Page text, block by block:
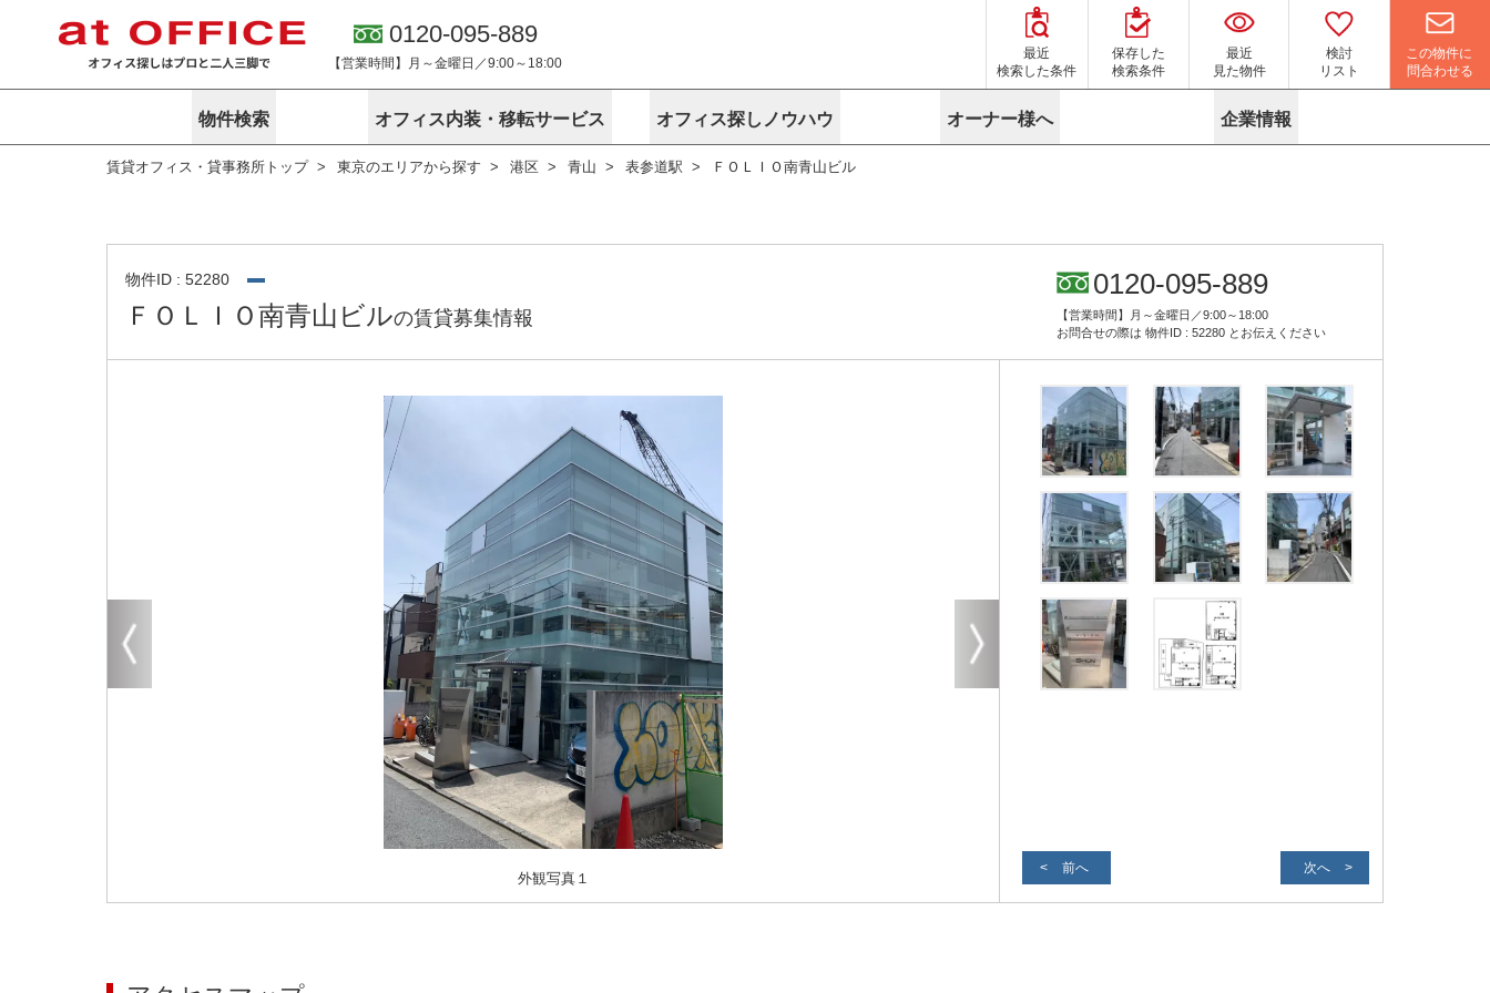
0120-095-889
【営業時間】月～金曜日／9:00～18:00
最近
検索した条件
保存した
検索条件
最近
見た物件
検討
リスト
この物件に
問合わせる
物件検索
東京
路線から探す
こだわりから探す
賃料相場を参考に探す
地図から探す
居抜き物件特集
神奈川
路線から探す
地図から探す
神奈川のクリニックを探す
埼玉
路線から探す
埼玉のクリニックを探す
路線から探す
千葉のクリニックを探す
路線から探す
こだわりから探す
地図から探す
名古屋のクリニックを探す
路線から探す
その他
地図から探す
オフィス内装・移転サービス
サービス内容
オフィス探しノウハウ
オフィス探しノウハウ
アットオフィスが選ばれる理由
無料ダウンロード オフィス移転に関するお役立ちコンテンツ
オーナー様へ
空室に
物件掲載依頼
蛍光灯の廃止に備えてLED化へ
企業情報
企業情報
オフィス紹介
アットレジデンス ビルアド ベンチャー・フォーラム
賃貸オフィス・貸事務所トップ 東京のエリアから探す 港区 青山 表参道駅 ＦＯＬＩＯ南青山ビル
物件ID : 52280
ＦＯＬＩＯ南青山ビルの賃貸募集情報
0120-095-889
【営業時間】月～金曜日／9:00～18:00
お問合せの際は 物件ID : 52280 とお伝えください
外観写真１
前へ 次へ